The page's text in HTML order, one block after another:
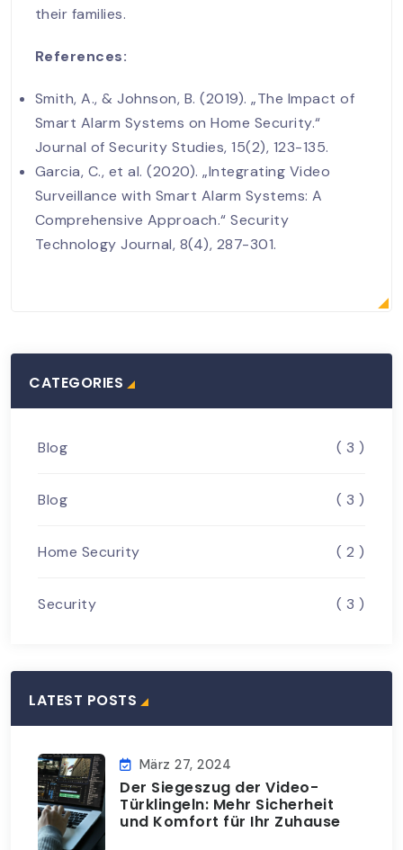
their families.
References:
Smith, A., & Johnson, B. (2019). „The Impact of
Smart Alarm Systems on Home Security.“
Journal of Security Studies, 15(2), 123-135.
Garcia, C., et al. (2020). „Integrating Video
Surveillance with Smart Alarm Systems: A
Comprehensive Approach.“ Security
Technology Journal, 8(4), 287-301.
CATEGORIES
Blog ( 3 )
Blog ( 3 )
Home Security ( 2 )
Security ( 3 )
LATEST POSTS
März 27, 2024
Der Siegeszug der Video-
Türklingeln: Mehr Sicherheit
und Komfort für Ihr Zuhause